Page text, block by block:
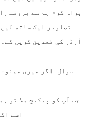
تصاویر ایک ساتھ
آرڈر کی تصدیق کریں
اسے